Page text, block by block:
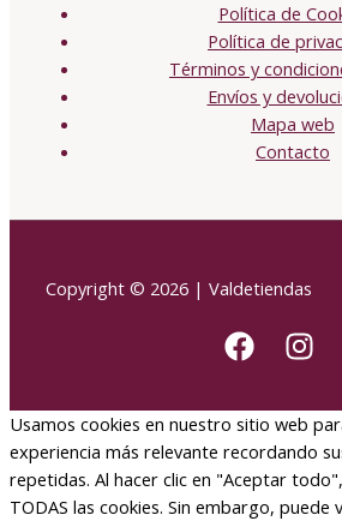
Política de
Política de
Términos y
Envíos y
Mapa web
Contacto
Copyright © 2026 | Valdetiendas
Usamos cookies en nuestro sitio web
experiencia más relevante recordando
repetidas. Al hacer clic en "Aceptar
TODAS las cookies. Sin embargo, puede